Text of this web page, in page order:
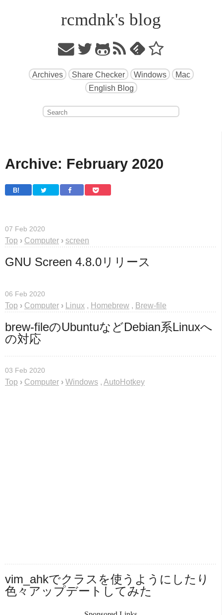
rcmdnk's blog
Archives Share Checker Windows
Mac
English Blog
Archive: February 2020
B!
07 Feb 2020
Top › Computer › screen
GNU Screen 4.8.0リリース
06 Feb 2020
Top › Computer › Linux , Homebrew , Brew-file
brew-fileのUbuntuなどDebian系Linuxへ
の対応
03 Feb 2020
Top › Computer › Windows , AutoHotkey
vim_ahkでクラスを使うようにしたり
色々アップデートしてみた